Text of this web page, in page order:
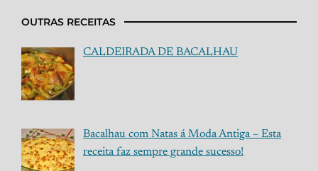
OUTRAS RECEITAS
CALDEIRADA DE BACALHAU
Bacalhau com Natas á Moda Antiga – Esta
receita faz sempre grande sucesso!